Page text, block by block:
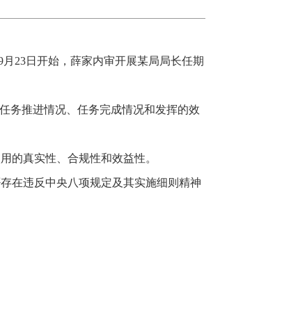
23日开始，薛家内审开展某局局长任期
务推进情况、任务完成情况和发挥的效
的真实性、合规性和效益性。
在违反中央八项规定及其实施细则精神